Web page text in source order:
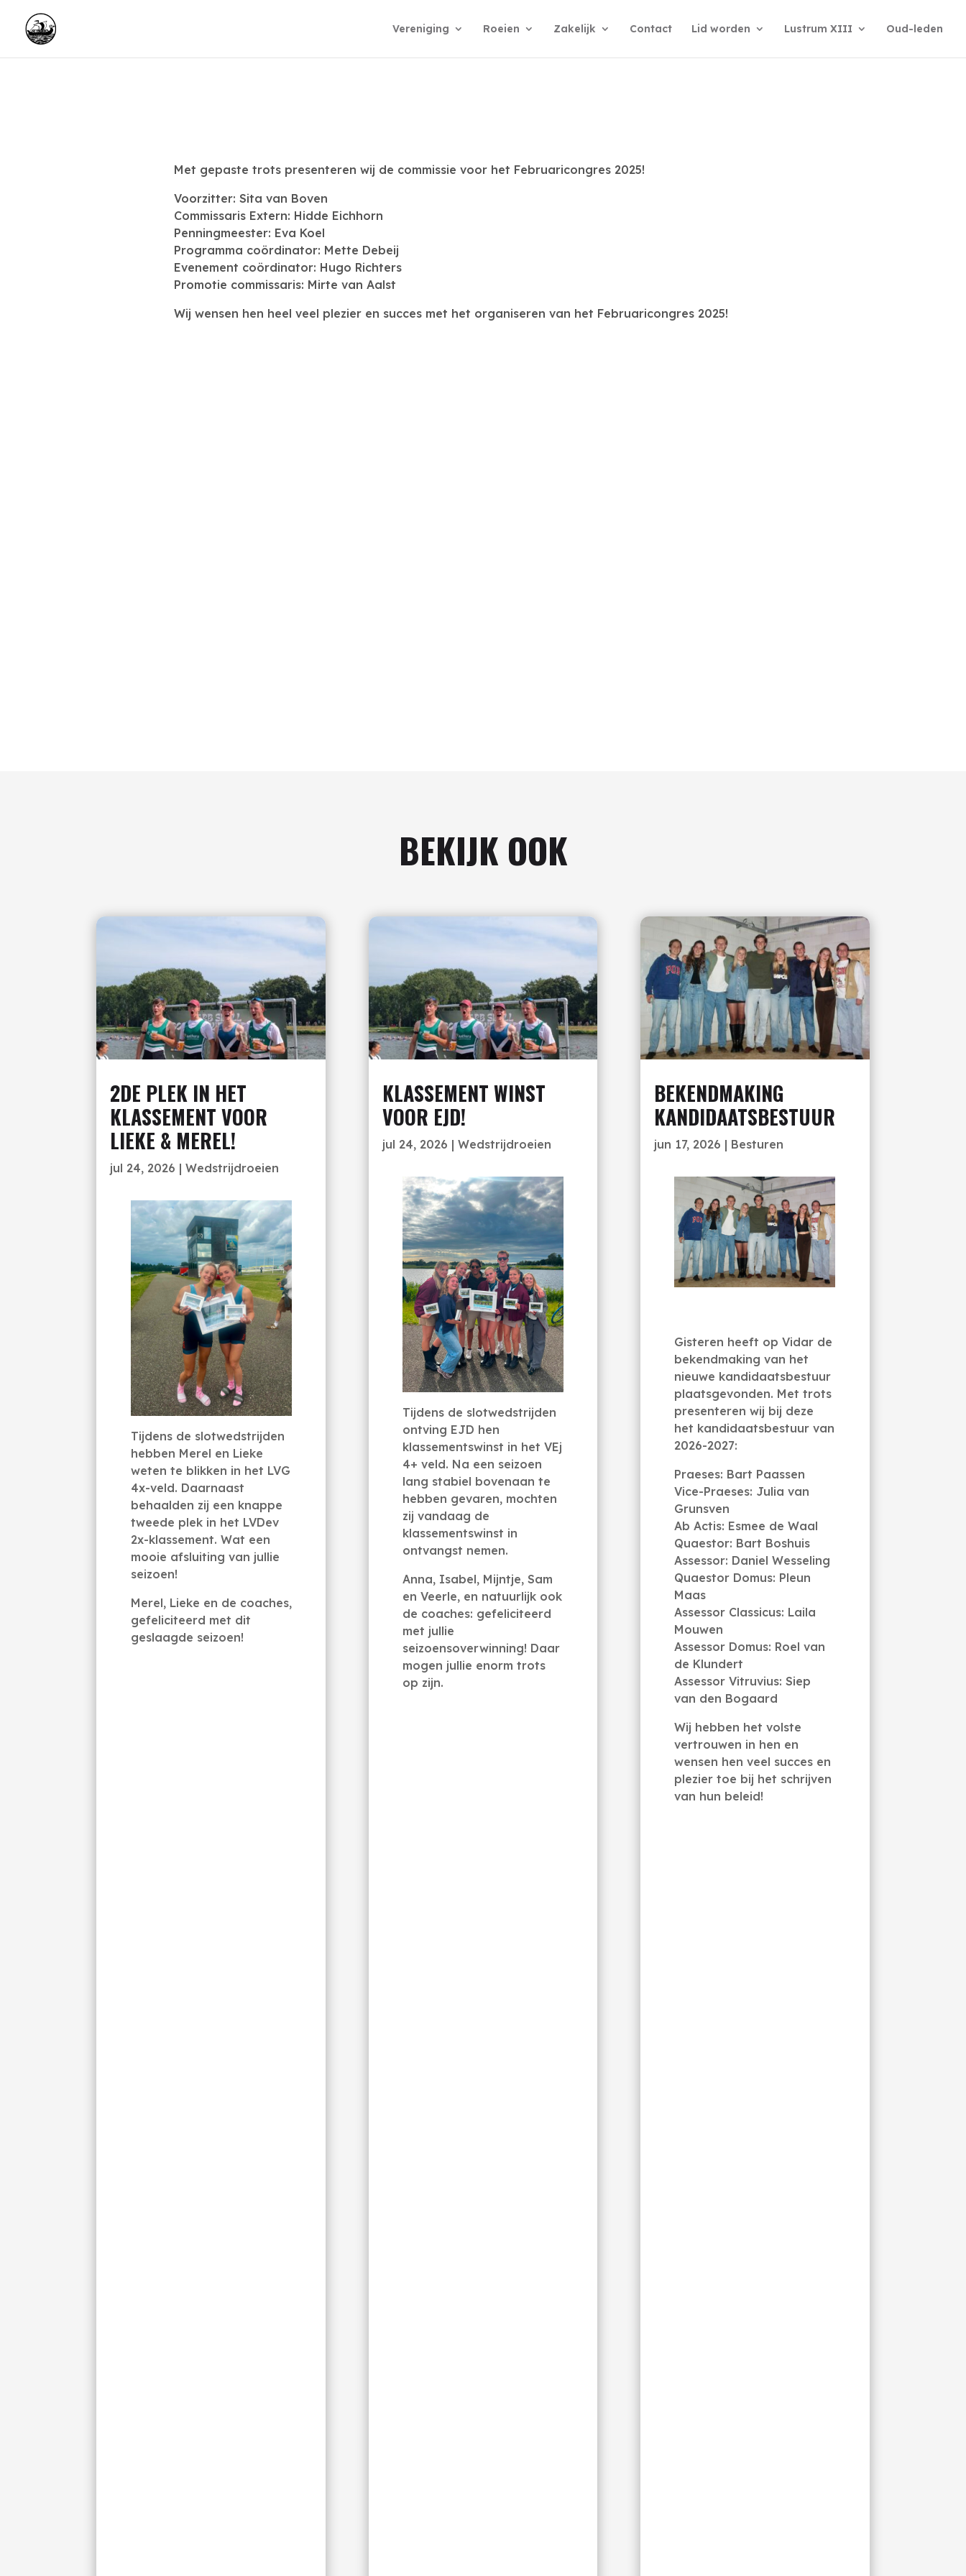
Vereniging Roeien Zakelijk Contact Lid worden Lustrum XIII Oud-leden
Met gepaste trots presenteren wij de commissie voor het Februaricongres 2025!
Voorzitter: Sita van Boven
Commissaris Extern: Hidde Eichhorn
Penningmeester: Eva Koel
Programma coördinator: Mette Debeij
Evenement coördinator: Hugo Richters
Promotie commissaris: Mirte van Aalst
Wij wensen hen heel veel plezier en succes met het organiseren van het Februaricongres 2025!
BEKIJK OOK
2DE PLEK IN HET
KLASSEMENT VOOR
LIEKE & MEREL!
jul 24, 2026 |Wedstrijdroeien
Tijdens de slotwedstrijden
hebben Merel en Lieke
weten te blikken in het LVG
4x-veld. Daarnaast
behaalden zij een knappe
tweede plek in het LVDev
2x-klassement. Wat een
mooie afsluiting van jullie
seizoen!
Merel, Lieke en de coaches,
gefeliciteerd met dit
geslaagde seizoen!
KLASSEMENT WINST
VOOR EJD!
jul 24, 2026 | Wedstrijdroeien
Tijdens de slotwedstrijden
ontving EJD hen
klassementswinst in het VEj
4+ veld. Na een seizoen
lang stabiel bovenaan te
hebben gevaren, mochten
zij vandaag de
klassementswinst in
ontvangst nemen.
Anna, Isabel, Mijntje, Sam
en Veerle, en natuurlijk ook
de coaches: gefeliciteerd
met jullie
seizoensoverwinning! Daar
mogen jullie enorm trots
op zijn.
BEKENDMAKING
KANDIDAATSBESTUUR
jun 17, 2026 | Besturen
Gisteren heeft op Vidar de
bekendmaking van het
nieuwe kandidaatsbestuur
plaatsgevonden. Met trots
presenteren wij bij deze
het kandidaatsbestuur van
2026-2027:
Praeses: Bart Paassen
Vice-Praeses: Julia van
Grunsven
Ab Actis: Esmee de Waal
Quaestor: Bart Boshuis
Assessor: Daniel Wesseling
Quaestor Domus: Pleun
Maas
Assessor Classicus: Laila
Mouwen
Assessor Domus: Roel van
de Klundert
Assessor Vitruvius: Siep
van den Bogaard
Wij hebben het volste
vertrouwen in hen en
wensen hen veel succes en
plezier toe bij het schrijven
van hun beleid!